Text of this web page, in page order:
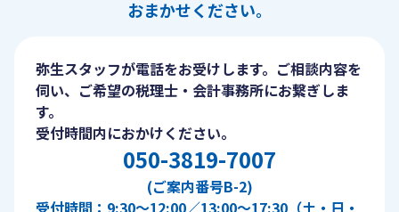
おまかせください。
弥生スタッフが電話をお受けします。ご相談内容を
伺い、ご希望の税理士・会計事務所にお繋ぎしま
す。
受付時間内におかけください。
050-3819-7007
(ご案内番号B-2)
受付時間：9:30〜12:00／13:00〜17:30（土・日・